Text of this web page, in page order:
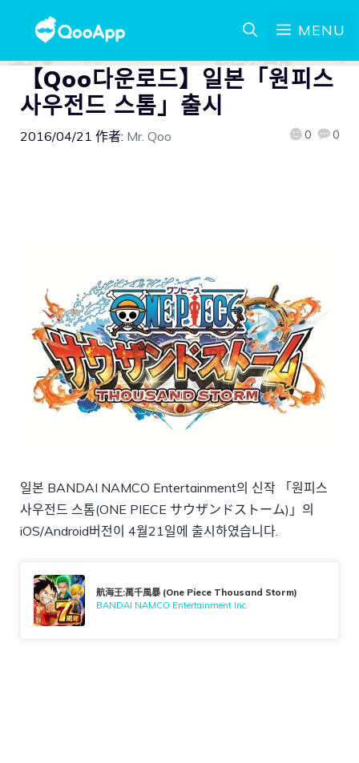
MENU
【Qoo다운로드】일본「원피스
사우전드 스톰」출시
2016/04/21 作者: Mr. Qoo 0 0
일본 BANDAI NAMCO Entertainment의 신작 「원피스
사우전드 스톰(ONE PIECE サウザンドストーム)」의
iOS/Android버전이 4월21일에 출시하였습니다.
航海王:萬千風暴 (One Piece Thousand Storm)
BANDAI NAMCO Entertainment Inc.